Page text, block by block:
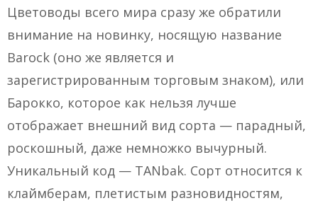
Цветоводы всего мира сразу же обратили
внимание на новинку, носящую название
Barock (оно же является и
зарегистрированным торговым знаком), или
Барокко, которое как нельзя лучше
отображает внешний вид сорта — парадный,
роскошный, даже немножко вычурный.
Уникальный код — TANbak. Сорт относится к
клаймберам, плетистым разновидностям,